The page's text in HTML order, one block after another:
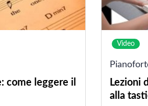
come leggere il
Video
Lezioni
alla